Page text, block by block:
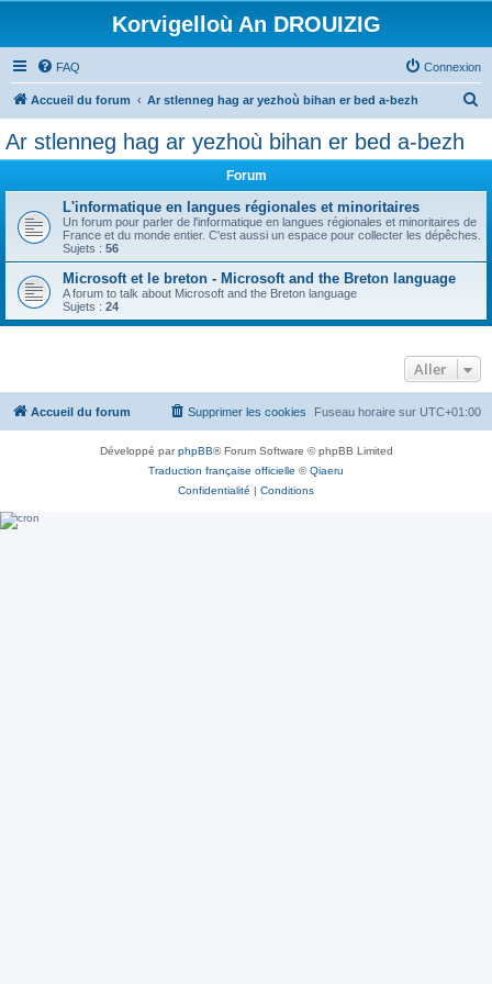
Korvigelloù An DROUIZIG
FAQ Connexion
Accueil du forum Ar stlenneg hag ar yezhoù bihan er bed a-bezh
Ar stlenneg hag ar yezhoù bihan er bed a-bezh
Forum
L'informatique en langues régionales et minoritaires
Un forum pour parler de l'informatique en langues régionales et minoritaires de
France et du monde entier. C'est aussi un espace pour collecter les dépêches.
Sujets : 56
Microsoft et le breton - Microsoft and the Breton language
A forum to talk about Microsoft and the Breton language
Sujets : 24
Aller
Accueil du forum Fuseau horaire sur UTC+01:00
Supprimer les cookies
Développé parphpBB® Forum Software © phpBB Limited
Traduction française officielle ©Qiaeru
Confidentialité | Conditions